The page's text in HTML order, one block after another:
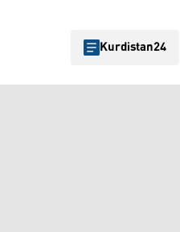
Kurdistan24